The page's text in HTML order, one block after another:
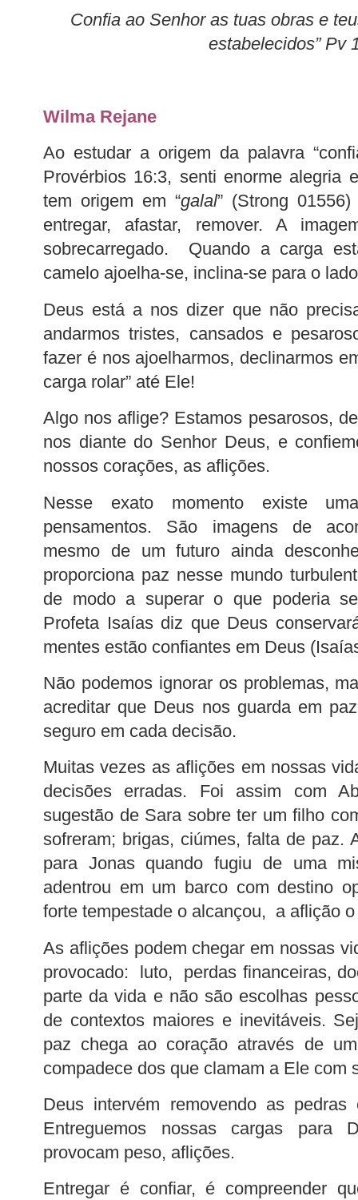
Confia ao Senhor as tuas obras e
estabelecidos” Pv
Wilma Rejane
Ao estudar a origem da palavra
Provérbios 16:3, senti enorme alegria
tem origem em “galal” (Strong
entregar, afastar, remover. A
sobrecarregado. Quando a carga
camelo ajoelha-se, inclina-se para o
Deus está a nos dizer que não
andarmos tristes, cansados e
fazer é nos ajoelharmos, declinarmos
carga rolar” até Ele!
Algo nos aflige? Estamos pesarosos,
nos diante do Senhor Deus, e
nossos corações, as aflições.
Nesse exato momento existe
pensamentos. São imagens de
mesmo de um futuro ainda
proporciona paz nesse mundo
de modo a superar o que poderia
Profeta Isaías diz que Deus
mentes estão confiantes em Deus
Não podemos ignorar os problemas,
acreditar que Deus nos guarda em
seguro em cada decisão.
Muitas vezes as aflições em nossas
decisões erradas. Foi assim com
sugestão de Sara sobre ter um filho
sofreram; brigas, ciúmes, falta de paz.
para Jonas quando fugiu de uma
adentrou em um barco com destino
forte tempestade o alcançou, a aflição
As aflições podem chegar em nossas
provocado: luto, perdas financeiras,
parte da vida e não são escolhas
de contextos maiores e inevitáveis.
paz chega ao coração através de
compadece dos que clamam a Ele com
Deus intervém removendo as pedras
Entreguemos nossas cargas para
provocam peso, aflições.
Entregar é confiar, é compreender